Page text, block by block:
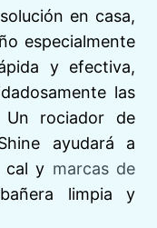
en casa,
especialmente
y efectiva,
las
Un rociador de
ayudará a
cal y marcas de
limpia y